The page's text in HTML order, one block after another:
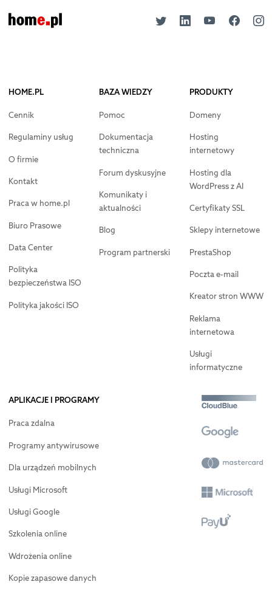
HOME.PL
Cennik
Regulaminy usług
O firmie
Kontakt
Praca w home.pl
Biuro Prasowe
Data Center
Polityka
bezpieczeństwa ISO
Polityka jakości ISO
BAZA WIEDZY
Pomoc
Dokumentacja
techniczna
Forum dyskusyjne
Komunikaty i
aktualności
Blog
Program partnerski
PRODUKTY
Domeny
Hosting
internetowy
Hosting dla
WordPress z AI
Certyfikaty SSL
Sklepy internetowe
PrestaShop
Poczta e-mail
Kreator stron WWW
Reklama
internetowa
Usługi
informatyczne
APLIKACJE I PROGRAMY
Praca zdalna
Programy antywirusowe
Dla urządzeń mobilnych
Usługi Microsoft
Usługi Google
Szkolenia online
Wdrożenia online
Kopie zapasowe danych